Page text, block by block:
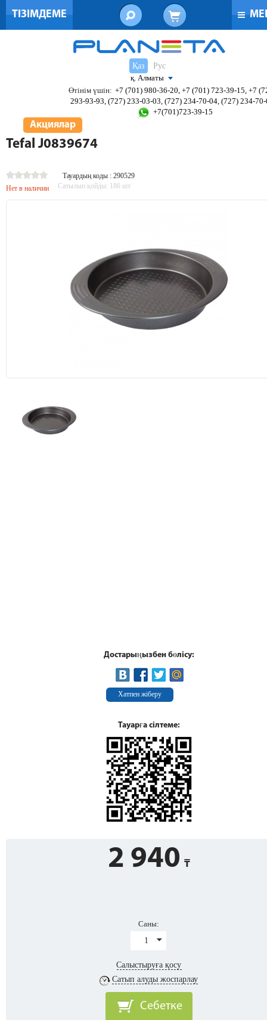
ТІЗІМДЕМЕ
Қаз
Рус
қ. Алматы
Өтінім үшін: +7 (701) 980-36-20, +7 (701) 723-39-15, +7
293-93-93, (727) 233-03-03, (727) 234-70-04, (727) 234-
+7(701)723-39-15
Акциялар
Tefal J0839674
Тауардың коды : 290529
Нет в наличии
Сатылып қойды: 186 шт
Достарыңызбен бөлісу:
Хатпен жіберу
Тауарға сілтеме:
2 940
Саны:
1
Салыстыруға қосу
Сатып алуды жоспарлау
Себетке